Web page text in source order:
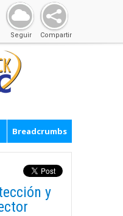
Compartir
Seguir
Breadcrumbs
y